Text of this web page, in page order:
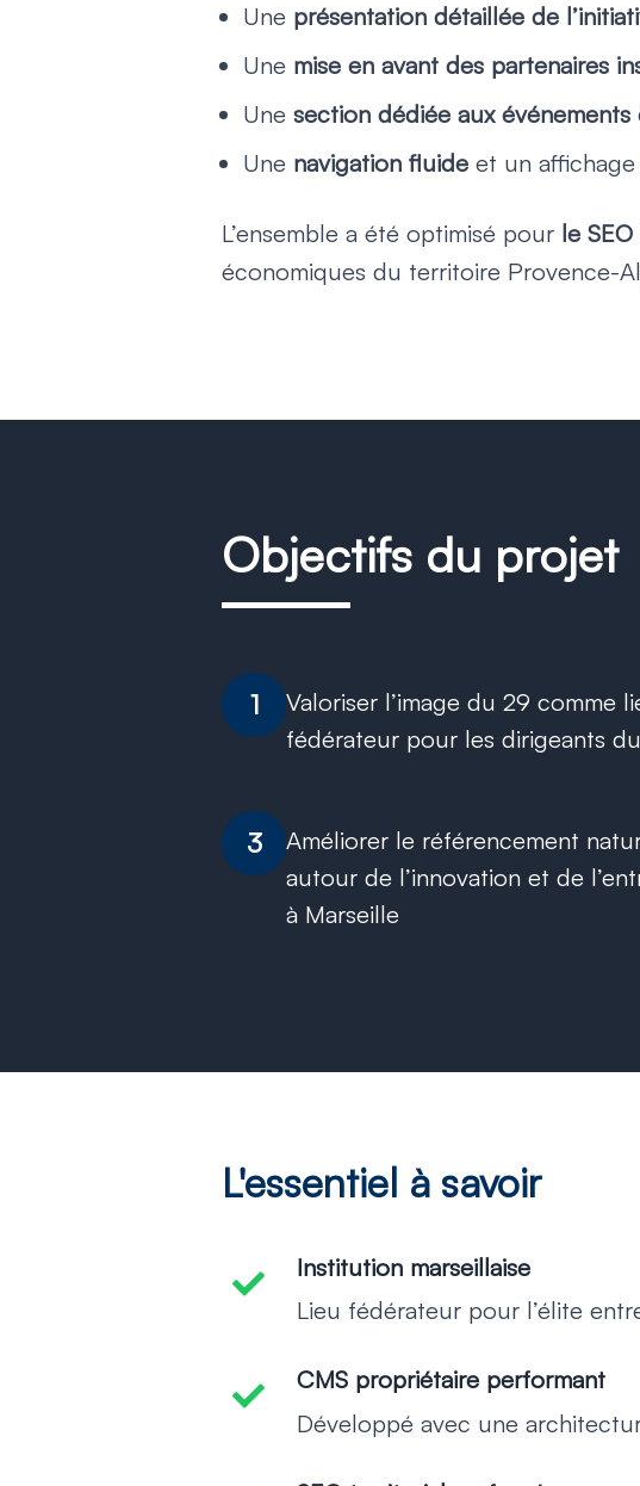
Une présentation détaillée de
Une mise en avant des partenaires
Une section dédiée aux
Une navigation fluide et un
L’ensemble a été optimisé pour le
économiques du territoire Provence-
Objectifs du projet
1
Valoriser l’image du 29 comme
fédérateur pour les dirigeants
3
Améliorer le référencement
autour de l’innovation et de
à Marseille
L'essentiel à savoir
Institution marseillaise
Lieu fédérateur pour l’élite
CMS propriétaire performant
Développé avec une